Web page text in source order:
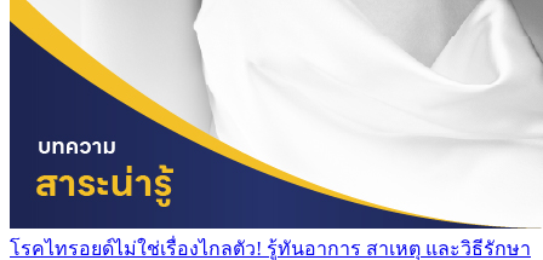
โรคไทรอยด์ไม่ใช่เรื่องไกลตัว! รู้ทันอาการ สาเหตุ และวิธีรักษา